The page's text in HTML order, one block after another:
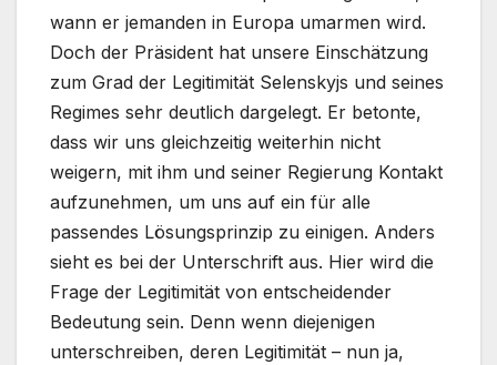
wann er jemanden in Europa umarmen wird.
Doch der Präsident hat unsere Einschätzung
zum Grad der Legitimität Selenskyjs und seines
Regimes sehr deutlich dargelegt. Er betonte,
dass wir uns gleichzeitig weiterhin nicht
weigern, mit ihm und seiner Regierung Kontakt
aufzunehmen, um uns auf ein für alle
passendes Lösungsprinzip zu einigen. Anders
sieht es bei der Unterschrift aus. Hier wird die
Frage der Legitimität von entscheidender
Bedeutung sein. Denn wenn diejenigen
unterschreiben, deren Legitimität – nun ja,